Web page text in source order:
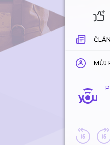
MŮJ